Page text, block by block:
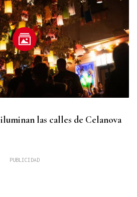
las calles de Celanova